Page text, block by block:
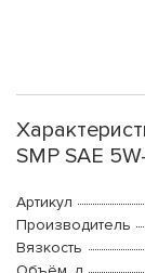
SMP SAE
Артикул
Производитель
Вязкость